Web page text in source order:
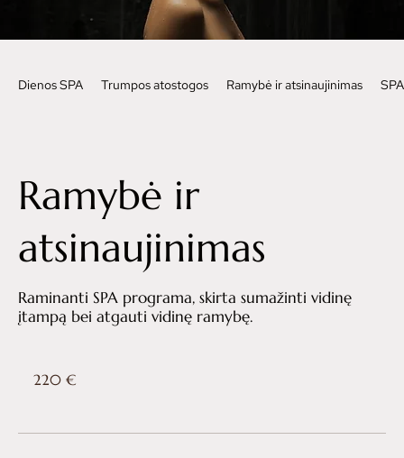
Dienos SPA Trumpos atostogos Ramybė ir atsinaujinimas
Ramybė ir
atsinaujinimas
Raminanti SPA programa, skirta sumažinti vidinę
įtampą bei atgauti vidinę ramybę.
220 €